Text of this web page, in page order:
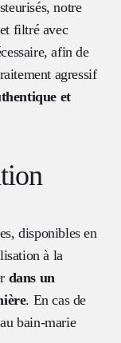
notre
filtré avec
afin de
agressif
et
disponibles en
à la
dans un
. En cas de
bain-marie